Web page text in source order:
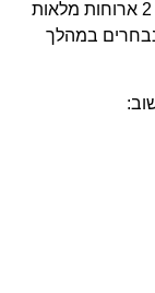
ושוב ב-999 דולר בלבד. המחיר כולל כבודה, 2 ארוחות מלאות
במהלך